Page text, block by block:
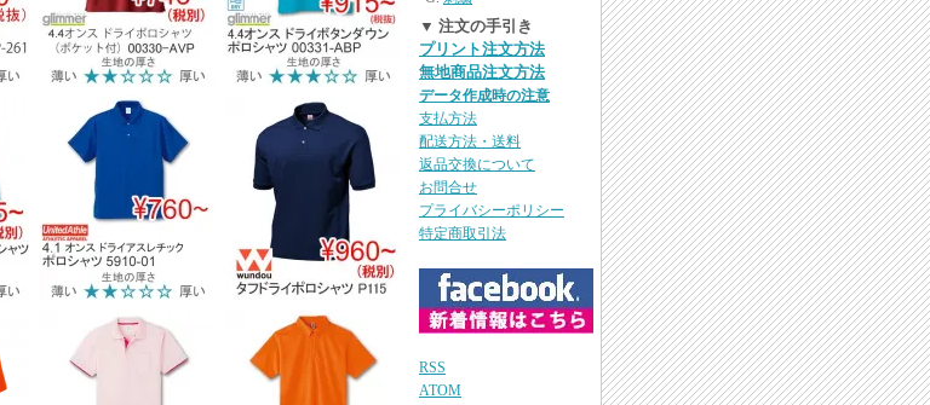
▼ 注文の手引き
プリント注文方法
無地商品注文方法
データ作成時の注意
支払方法
配送方法・送料
返品交換について
お問合せ
プライバシーポリシー
特定商取引法
RSS
ATOM